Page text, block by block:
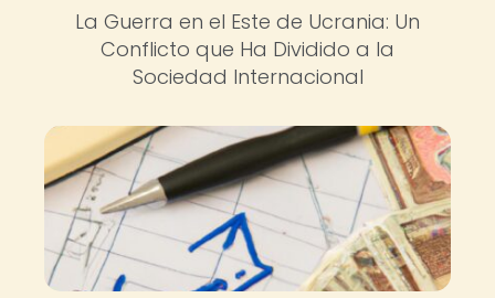
La Guerra en el Este de Ucrania: Un
Conflicto que Ha Dividido a la
Sociedad Internacional